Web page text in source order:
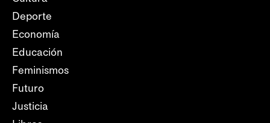
Deporte
Economía
Educación
Feminismos
Futuro
Justicia